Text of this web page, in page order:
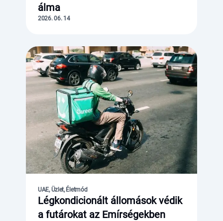
álma
2026. 06. 14
UAE, Üzlet, Életmód
Légkondicionált állomások védik
a futárokat az Emírségekben